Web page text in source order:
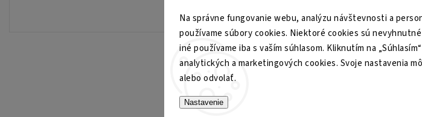
Na správne fungovanie webu, analýzu návštevnosti a
používame súbory cookies. Niektoré cookies sú
iné používame iba s vaším súhlasom. Kliknutím na
analytických a marketingových cookies. Svoje nastavenia
alebo odvolať.
Nastavenie